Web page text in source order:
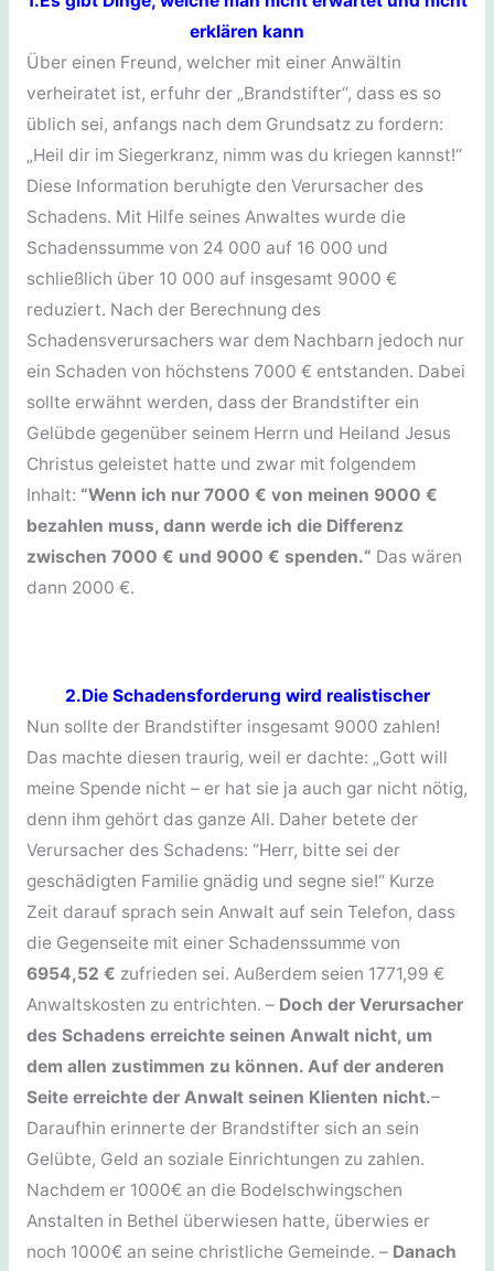
erklären kann
Über einen Freund, welcher mit einer Anwältin
verheiratet ist, erfuhr der „Brandstifter“, dass es so
üblich sei, anfangs nach dem Grundsatz zu fordern:
„Heil dir im Siegerkranz, nimm was du kriegen kannst!“
Diese Information beruhigte den Verursacher des
Schadens. Mit Hilfe seines Anwaltes wurde die
Schadenssumme von 24 000 auf 16 000 und
schließlich über 10 000 auf insgesamt 9000 €
reduziert. Nach der Berechnung des
Schadensverursachers war dem Nachbarn jedoch nur
ein Schaden von höchstens 7000 € entstanden. Dabei
sollte erwähnt werden, dass der Brandstifter ein
Gelübde gegenüber seinem Herrn und Heiland Jesus
Christus geleistet hatte und zwar mit folgendem
Inhalt: “Wenn ich nur 7000 € von meinen 9000 €
bezahlen muss, dann werde ich die Differenz
zwischen 7000 € und 9000 € spenden.“ Das wären
dann 2000 €.
2.Die Schadensforderung wird realistischer
Nun sollte der Brandstifter insgesamt 9000 zahlen!
Das machte diesen traurig, weil er dachte: „Gott will
meine Spende nicht – er hat sie ja auch gar nicht nötig,
denn ihm gehört das ganze All. Daher betete der
Verursacher des Schadens: “Herr, bitte sei der
geschädigten Familie gnädig und segne sie!“ Kurze
Zeit darauf sprach sein Anwalt auf sein Telefon, dass
die Gegenseite mit einer Schadenssumme von
6954,52 € zufrieden sei. Außerdem seien 1771,99 €
Anwaltskosten zu entrichten. – Doch der Verursacher
des Schadens erreichte seinen Anwalt nicht, um
dem allen zustimmen zu können. Auf der anderen
Seite erreichte der Anwalt seinen Klienten nicht.–
Daraufhin erinnerte der Brandstifter sich an sein
Gelübte, Geld an soziale Einrichtungen zu zahlen.
Nachdem er 1000€ an die Bodelschwingschen
Anstalten in Bethel überwiesen hatte, überwies er
noch 1000€ an seine christliche Gemeinde. – Danach